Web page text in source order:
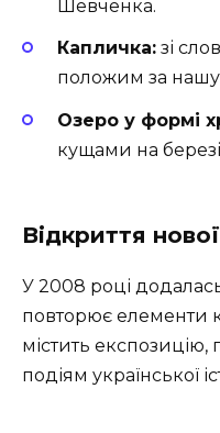
Шевченка.
Капличка: зі
положим за нашу
Озеро у формі
кущами на
Відкриття
У 2008 році
повторює елементи
містить
подіям української